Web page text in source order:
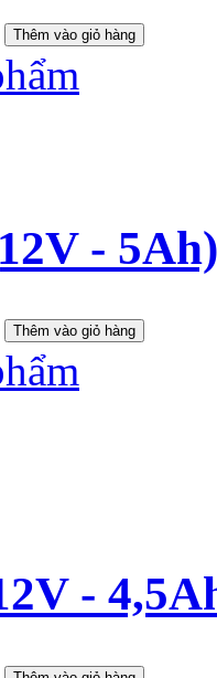
- 5Ah)
-